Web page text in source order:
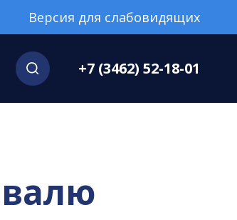
Версия для слабовидящих
+7 (3462) 52-18-01